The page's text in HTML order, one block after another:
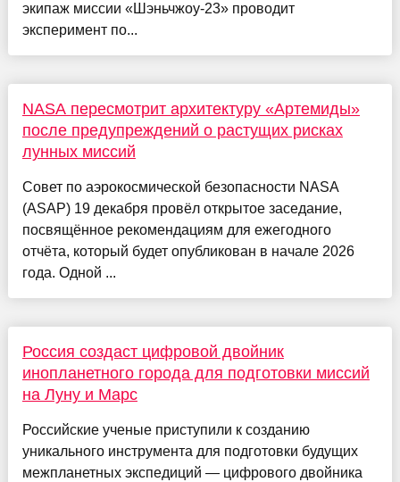
экипаж миссии «Шэньчжоу-23» проводит
эксперимент по...
NASA пересмотрит архитектуру «Артемиды»
после предупреждений о растущих рисках
лунных миссий
Совет по аэрокосмической безопасности NASA
(ASAP) 19 декабря провёл открытое заседание,
посвящённое рекомендациям для ежегодного
отчёта, который будет опубликован в начале 2026
года. Одной ...
Россия создаст цифровой двойник
инопланетного города для подготовки миссий
на Луну и Марс
Российские ученые приступили к созданию
уникального инструмента для подготовки будущих
межпланетных экспедиций — цифрового двойника